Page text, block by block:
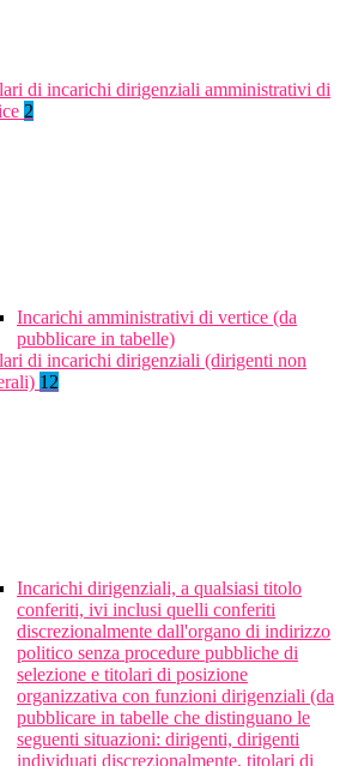
di incarichi dirigenziali amministrativi di
2
Incarichi amministrativi di vertice (da
pubblicare in tabelle)
di incarichi dirigenziali (dirigenti non
12
Incarichi dirigenziali, a qualsiasi titolo
conferiti, ivi inclusi quelli conferiti
discrezionalmente dall'organo di indirizzo
politico senza procedure pubbliche di
selezione e titolari di posizione
organizzativa con funzioni dirigenziali (da
pubblicare in tabelle che distinguano le
seguenti situazioni: dirigenti, dirigenti
individuati discrezionalmente, titolari di